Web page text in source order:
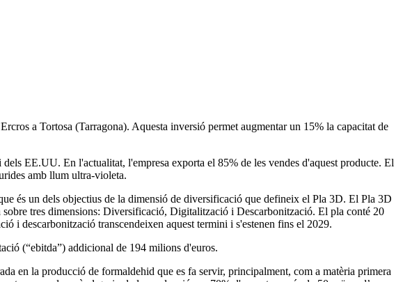
a Tortosa (Tarragona). Aquesta inversió permet augmentar un 15% la capacitat de
EE.UU. En l'actualitat, l'empresa exporta el 85% de les vendes d'aquest producte. El
amb llum ultra-violeta.
és un dels objectius de la dimensió de diversificació que defineix el Pla 3D. El Pla 3D
sobre tres dimensions: Diversificació, Digitalització i Descarbonització. El pla conté 20
i descarbonització transcendeixen aquest termini i s'estenen fins el 2029.
(“ebitda”) addicional de 194 milions d'euros.
en la producció de formaldehid que es fa servir, principalment, com a matèria primera